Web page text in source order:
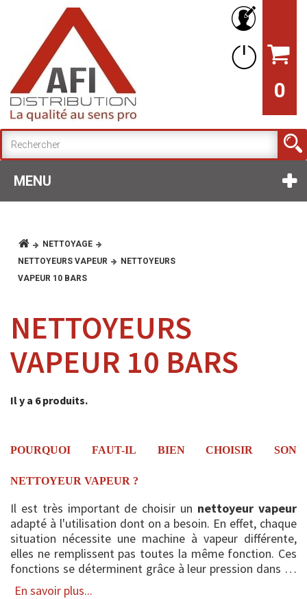
0
MENU
NETTOYAGE
NETTOYEURS VAPEUR
NETTOYEURS
VAPEUR 10 BARS
NETTOYEURS
VAPEUR 10 BARS
Il y a 6 produits.
POURQUOI FAUT-IL BIEN CHOISIR SON
NETTOYEUR VAPEUR ?
Il est très important de choisir un nettoyeur vapeur
adapté à l'utilisation dont on a besoin. En effet, chaque
situation nécessite une machine à vapeur différente,
elles ne remplissent pas toutes la même fonction. Ces
fonctions se déterminent grâce à leur pression dans un
premier temps, pui...
En savoir plus...